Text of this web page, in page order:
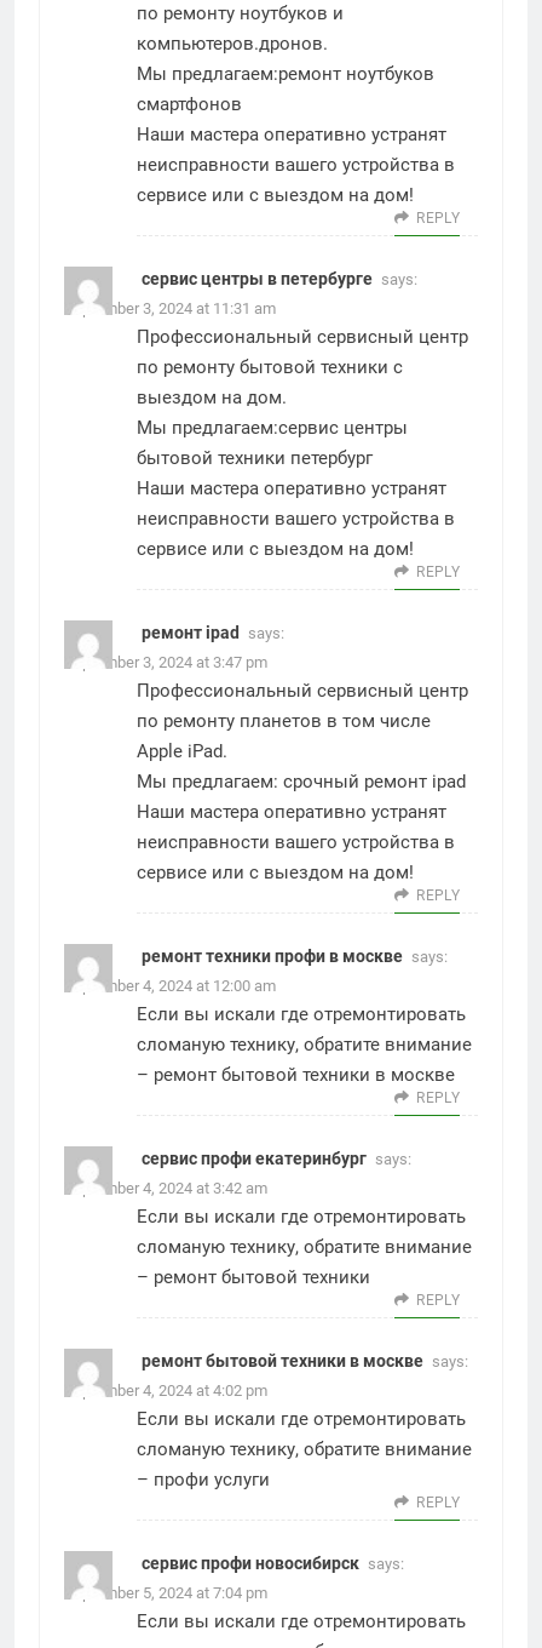
по ремонту ноутбуков и
компьютеров.дронов.
Мы предлагаем:ремонт ноутбуков
смартфонов
Наши мастера оперативно устранят
неисправности вашего устройства в
сервисе или с выездом на дом!
REPLY
сервис центры в петербурге says:
September 3, 2024 at 11:31 am
Профессиональный сервисный центр
по ремонту бытовой техники с
выездом на дом.
Мы предлагаем:сервис центры
бытовой техники петербург
Наши мастера оперативно устранят
неисправности вашего устройства в
сервисе или с выездом на дом!
REPLY
ремонт ipad says:
September 3, 2024 at 3:47 pm
Профессиональный сервисный центр
по ремонту планетов в том числе
Apple iPad.
Мы предлагаем: срочный ремонт ipad
Наши мастера оперативно устранят
неисправности вашего устройства в
сервисе или с выездом на дом!
REPLY
ремонт техники профи в москве says:
September 4, 2024 at 12:00 am
Если вы искали где отремонтировать
сломаную технику, обратите внимание
– ремонт бытовой техники в москве
REPLY
сервис профи екатеринбург says:
September 4, 2024 at 3:42 am
Если вы искали где отремонтировать
сломаную технику, обратите внимание
– ремонт бытовой техники
REPLY
ремонт бытовой техники в москве says:
September 4, 2024 at 4:02 pm
Если вы искали где отремонтировать
сломаную технику, обратите внимание
– профи услуги
REPLY
сервис профи новосибирск says:
September 5, 2024 at 7:04 pm
Если вы искали где отремонтировать